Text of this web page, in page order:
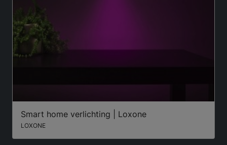
Smart home verlichting | Loxone
LOXONE